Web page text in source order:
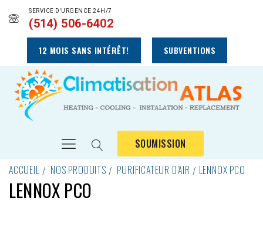
SERVICE D'URGENCE 24H/7
(514) 506-6402
12 MOIS SANS INTÉRÊT! SUBVENTIONS
SOUMISSION
ACCUEIL
NOS PRODUITS PURIFICATEUR D’AIR LENNOX PCO
LENNOX PCO